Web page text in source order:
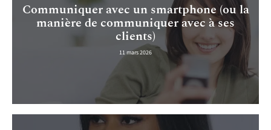
Communiquer avec un smartphone (ou la
manière de communiquer avec à ses
clients)
11 mars 2026